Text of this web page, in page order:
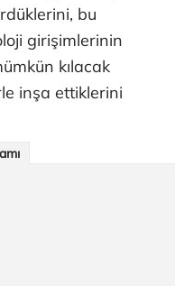
bu
girişimlerinin
kılacak
inşa ettiklerini